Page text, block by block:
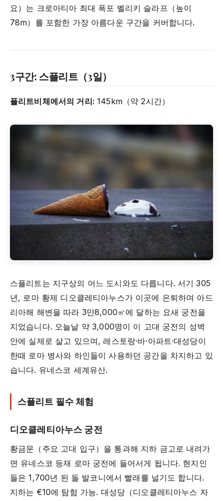
요）는 크로아티아 최대 폭포 벨리키 슬라프（높이
78m）를 포함한 가장 아름다운 구간을 커버합니다.
3구간: 스플리트（3일）
플리트비체에서의 거리: 145km（약 2시간）
스플리트는 지구상의 어느 도시와도 다릅니다. 서기 305
년, 로마 황제 디오클레티아누스가 이곳에 은퇴하며 아드
리아해 해변을 따라 3만8,000㎡에 달하는 요새 궁전을
지었습니다. 오늘날 약 3,000명이 이 고대 궁전의 성벽
안에 실제로 살고 있으며, 레스토랑·바·아파트·대성당이
한때 로마 병사와 하인들이 사용하던 공간을 차지하고 있
습니다. 유네스코 세계유산.
스플리트 필수 체험
디오클레티아누스 궁전
황금문（주요 고대 입구）을 통과해 지하 금고로 내려가
면 유네스코 등재 로마 궁전에 들어서게 됩니다. 현지인
들은 1,700년 된 돌 발코니에서 빨래를 널기도 합니다.
지하는 €10에 탐험 가능. 대성당（디오클레티아누스 자